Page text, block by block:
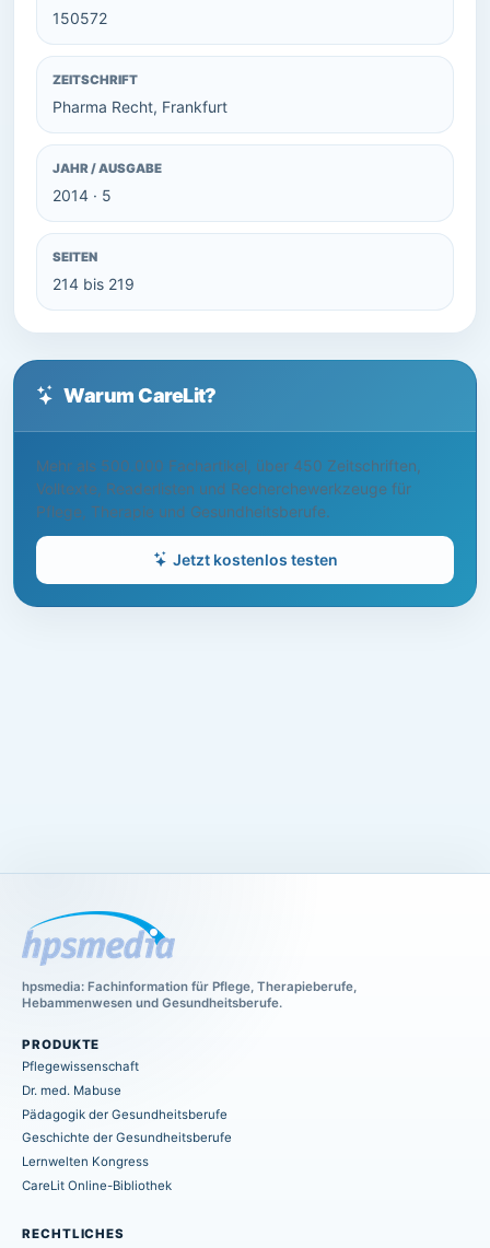
150572
ZEITSCHRIFT
Pharma Recht, Frankfurt
JAHR / AUSGABE
2014 · 5
SEITEN
214 bis 219
Warum CareLit?
Mehr als 500.000 Fachartikel, über 450 Zeitschriften,
Volltexte, Readerlisten und Recherchewerkzeuge für
Pflege, Therapie und Gesundheitsberufe.
Jetzt kostenlos testen
hpsmedia: Fachinformation für Pflege, Therapieberufe,
Hebammenwesen und Gesundheitsberufe.
PRODUKTE
Pflegewissenschaft
Dr. med. Mabuse
Pädagogik der Gesundheitsberufe
Geschichte der Gesundheitsberufe
Lernwelten Kongress
CareLit Online-Bibliothek
RECHTLICHES